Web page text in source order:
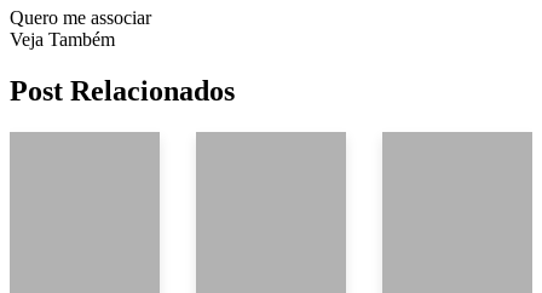
Quero me associar
Veja Também
Post Relacionados